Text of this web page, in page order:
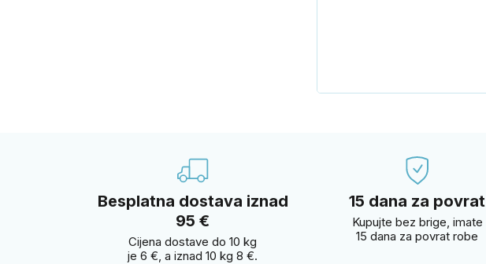
Besplatna dostava iznad
95 €
Cijena dostave do 10 kg
je 6 €, a iznad 10 kg 8 €.
15 dana za povrat
Kupujte bez brige, imate
15 dana za povrat robe